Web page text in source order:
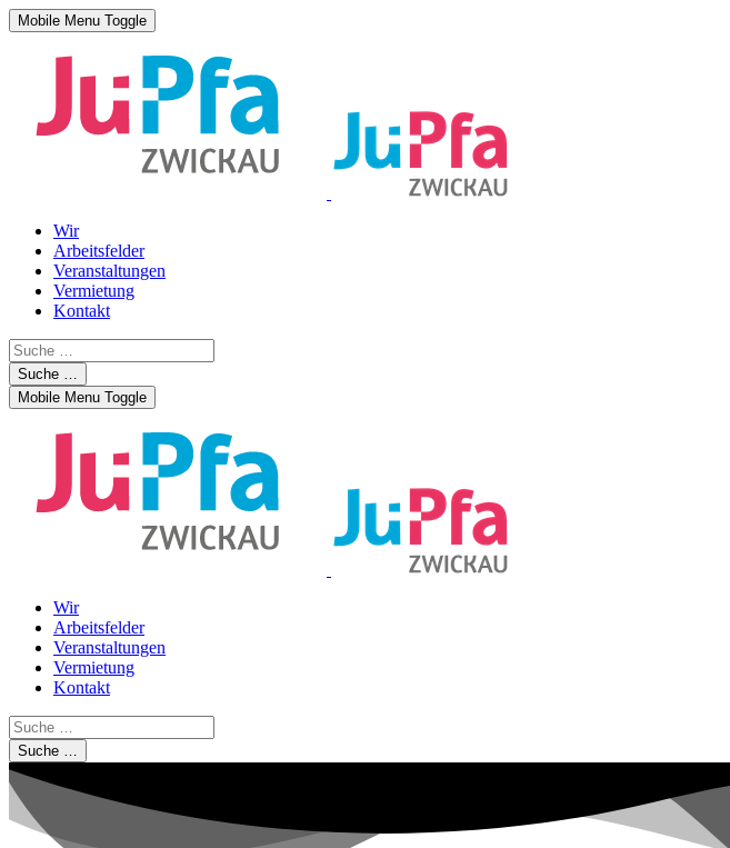
Mobile Menu Toggle
Wir
Arbeitsfelder
Veranstaltungen
Vermietung
Kontakt
Suche …
Mobile Menu Toggle
Wir
Arbeitsfelder
Veranstaltungen
Vermietung
Kontakt
Suche …